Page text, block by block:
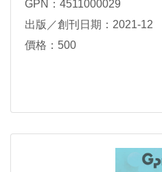
GPN：4511000029
出版／創刊日期：2021-12
價格：500